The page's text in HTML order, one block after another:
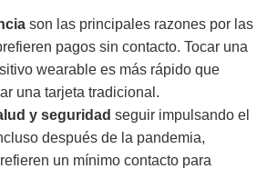
son las principales razones por las
pagos sin contacto. Tocar una
wearable es más rápido que
una tarjeta tradicional.
y seguridad seguir impulsando el
después de la pandemia,
un mínimo contacto para